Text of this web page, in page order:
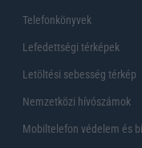
Telefonkönyvek
Lefedettségi térképek
Letöltési sebesség térkép
Nemzetközi hívószámok
Mobiltelefon védelem és